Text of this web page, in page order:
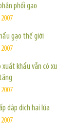
phối gạo
gạo thế giới
xuất khẩu vẫn có xu
dập dịch hại lúa